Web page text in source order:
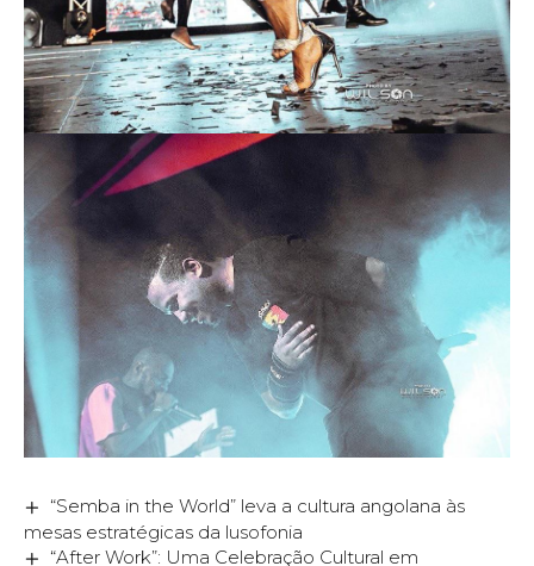
“Semba in the World” leva a cultura angolana às
mesas estratégicas da lusofonia
“After Work”: Uma Celebração Cultural em